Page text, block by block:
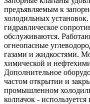
предъявляемым к
холодильных
гидравлическое
обслуживаются.
огнеопасные
газами и жидкостями.
химической и
Дополнительное
частом открытии и
промышленном
колпачок -